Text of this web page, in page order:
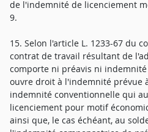
de l'indemnité de licenciement
9.
15. Selon l'article L. 1233-67 du
contrat de travail résultant de
comporte ni préavis ni
ouvre droit à l'indemnité prévue
indemnité conventionnelle qui
licenciement pour motif
ainsi que, le cas échéant, au